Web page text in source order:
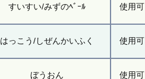
すいすい/みずのﾍﾞｰﾙ 使用可
はっこう/しぜんかいふく 使用可
ぼうおん 使用可